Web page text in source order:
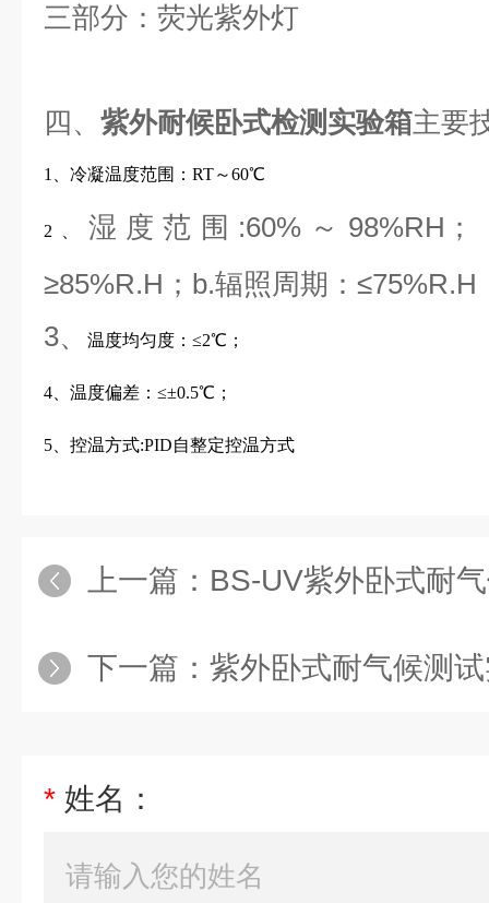
三部分：荧光紫外灯
四、 紫外耐候卧式检测实验箱主要
1、冷凝温度范围：RT～60℃
2、 湿度范围:60%～98%RH
≥85%R.H；b.辐照周期：≤75%R.H
3、
温度均匀度：≤2℃；
4、温度偏差：≤±0.5℃；
5、控温方式:PID自整定控温方式
上一篇： BS-UV紫外卧式耐
下一篇： 紫外卧式耐气候测
* 姓名：